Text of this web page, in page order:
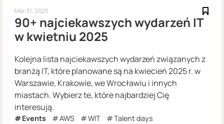
Mar 31, 2025
90+ najciekawszych wydarzeń IT
w kwietniu 2025
Kolejna lista najciekawszych wydarzeń związanych z
branżą IT, które planowane są na kwiecień 2025 r. w
Warszawie, Krakowie, we Wrocławiu i innych
miastach. Wybierz te, które najbardziej Cię
interesują.
Events AWS WIT Talent days